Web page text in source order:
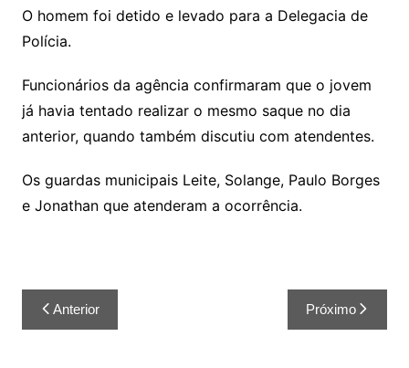
O homem foi detido e levado para a Delegacia de
Polícia.
Funcionários da agência confirmaram que o jovem
já havia tentado realizar o mesmo saque no dia
anterior, quando também discutiu com atendentes.
Os guardas municipais Leite, Solange, Paulo Borges
e Jonathan que atenderam a ocorrência.
Anterior Próximo